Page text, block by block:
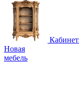
Новая
мебель